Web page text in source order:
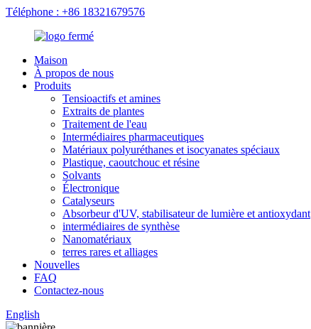
Téléphone : +86 18321679576
Maison
À propos de nous
Produits
Tensioactifs et amines
Extraits de plantes
Traitement de l'eau
Intermédiaires pharmaceutiques
Matériaux polyuréthanes et isocyanates spéciaux
Plastique, caoutchouc et résine
Solvants
Électronique
Catalyseurs
Absorbeur d'UV, stabilisateur de lumière et antioxydant
intermédiaires de synthèse
Nanomatériaux
terres rares et alliages
Nouvelles
FAQ
Contactez-nous
English